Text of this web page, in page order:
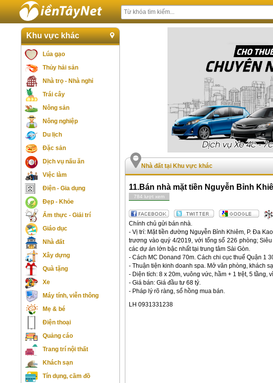
Khu vực khác
Lúa gạo
Thủy hải sản
Nhà trọ - Nhà nghỉ
Trái cây
Nông sản
Nông nghiệp
Du lịch
Đặc sản
Dịch vụ nấu ăn
Việc làm
Điện - Gia dụng
Đẹp - Khỏe
Ẩm thực - Giải trí
Giáo dục
Nhà đất
Xây dựng
Quà tặng
Xe
Máy tính, viễn thông
Mẹ & bé
Điện thoại
Quảng cáo
Trang trí nội thất
Khách sạn
Tín dụng, cầm đồ
Nhà đất tại Khu vực khác
11.Bán nhà mặt tiền Nguyễn Bỉnh
784 lượt xem
Chính chủ gửi bán nhà.
- Vị trí: Mặt tiền đường Nguyễn Bỉnh Khiêm, P. Đa
trương vào quý 4/2019, với tổng số 226 phòng;
các dự án lớn bậc nhất tại trung tâm Sài Gòn.
- Cách MC Donand 70m. Cách chi cục thuế Quận 1
- Thuận tiện kinh doanh spa. Mở văn phòng, khách
- Diện tích: 8 x 20m, vuông vức, hầm + 1 trệt, 5
- Giá bán: Giá đầu tư 68 tỷ.
- Pháp lý rõ ràng, sổ hồng mua bán.
LH 0931331238